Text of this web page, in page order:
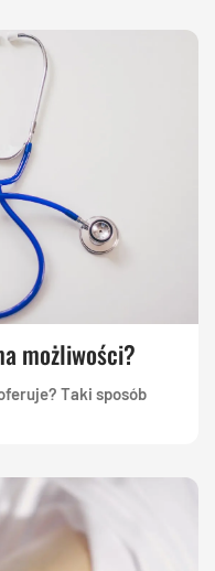
możliwości?
Taki sposób